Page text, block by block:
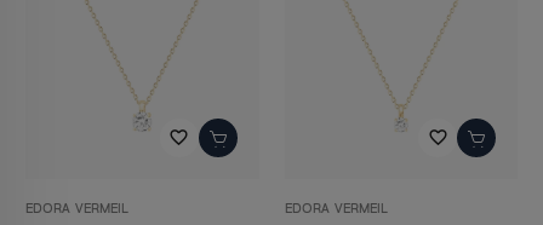
favorite_border
EDORA VERMEIL
favorite_border
EDORA VERMEIL